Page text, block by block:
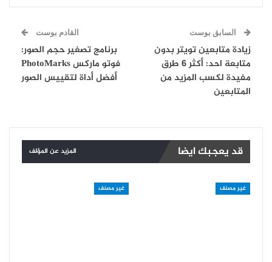
السابق بوست
زيادة متابعين تويتر بدون
متابعة احد: أكثر 6 طرق
مفيدة لكسب المزيد من
المتابعين
القادم بوست
برنامج تصغير حجم الصور:
فوتو ماركس PhotoMarks
أفضل أداة لتقييس الصور
قد يعجبك ايضا المزيد عن المؤلف
غير مصنف غير مصنف